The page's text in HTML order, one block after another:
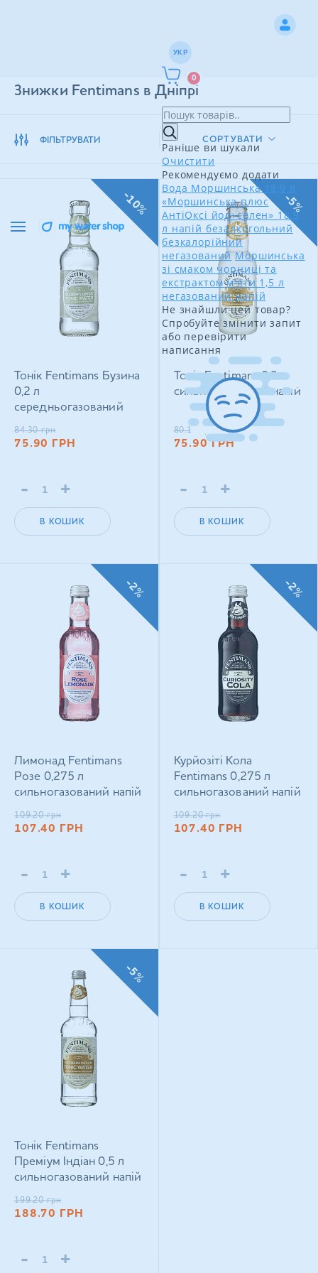
УКР
0
Раніше ви шукали
Очистити
Рекомендуємо додати
Вода Моршинська 18,9 л
«Моршинська плюс
АнтіОксі йод+селен» 18,9
л напій безалкогольний
безкалорійний
негазований Моршинська
зі смаком чорниці та
екстрактом м'яти 1,5 л
негазований напій
Не знайшли цей товар?
Спробуйте змінити запит
або перевірити
написання
Знижки Fentimans в Дніпрі
ФІЛЬТРУВАТИ СОРТУВАТИ
Тонік Fentimans Бузина
0,2 л
середньогазований
84.30 грн
75.90 ГРН
- +
В КОШИК
-10%
Тонік Fentimans 0,2 л
сильногазований напій
80.10
75.90ГРН
- +
В КОШИК
-5%
Лимонад Fentimans
Розе 0,275 л
сильногазований напій
109.20 грн
107.40 ГРН
- +
В КОШИК
-2%
Курйозіті Кола
Fentimans 0,275 л
сильногазований напій
109.20 грн
107.40 ГРН
- +
В КОШИК
-2%
Тонік Fentimans
Преміум Індіан 0,5 л
сильногазований напій
199.20 грн
188.70 ГРН
- +
-5%